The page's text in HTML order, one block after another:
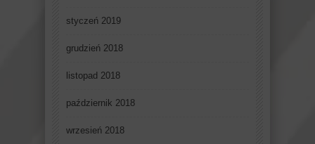
styczeń 2019
grudzień 2018
listopad 2018
październik 2018
wrzesień 2018